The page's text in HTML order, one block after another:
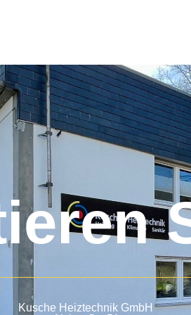
Kusche Heiztechnik GmbH